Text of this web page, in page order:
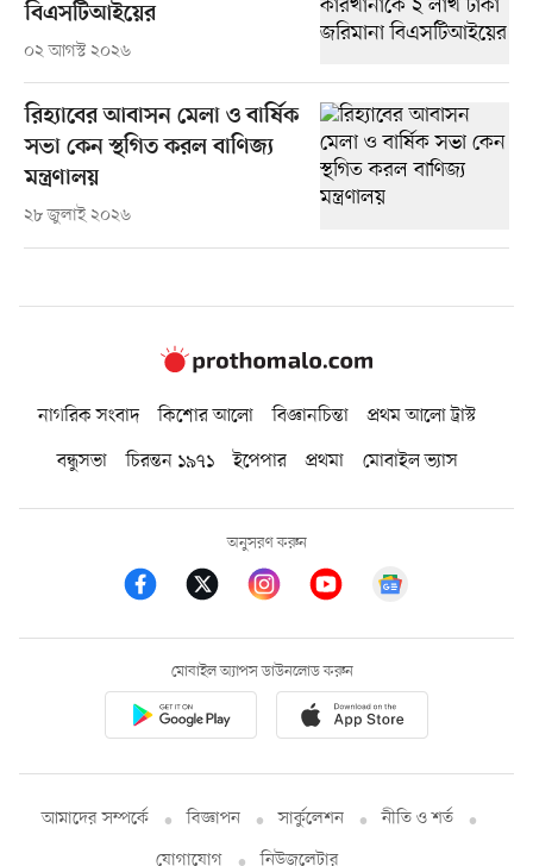
বিএসটিআইয়ের
০২ আগস্ট ২০২৬
রিহ্যাবের আবাসন মেলা ও বার্ষিক
সভা কেন স্থগিত করল বাণিজ্য
মন্ত্রণালয়
২৮ জুলাই ২০২৬
নাগরিক সংবাদ কিশোর আলো বিজ্ঞানচিন্তা
প্রথম আলো ট্রাস্ট
বন্ধুসভা
চিরন্তন ১৯৭১ ইপেপার প্রথমা মোবাইল ভ্যাস
অনুসরণ করুন
মোবাইল অ্যাপস ডাউনলোড করুন
আমাদের সম্পর্কে বিজ্ঞাপন সার্কুলেশন
নীতি ও শর্ত
যোগাযোগ
নিউজলেটার